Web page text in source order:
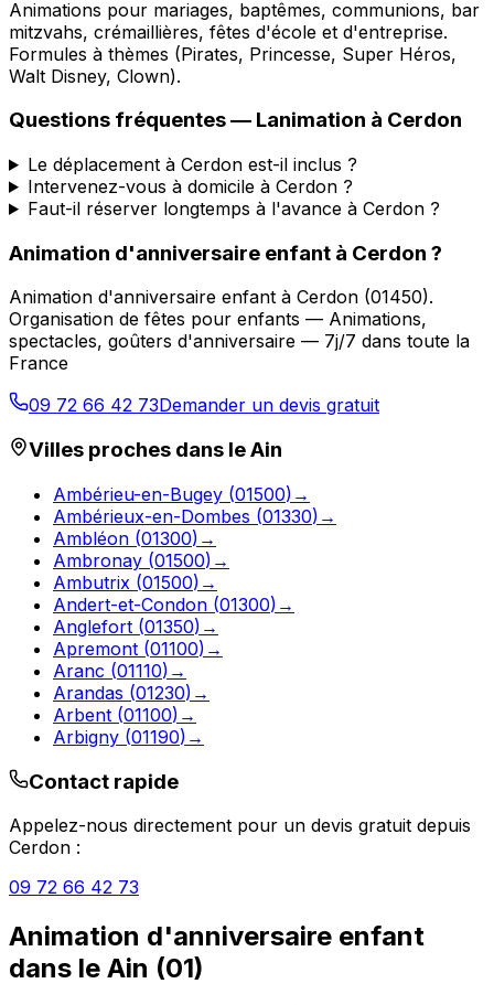
Animations pour mariages, baptêmes, communions, bar
mitzvahs, crémaillières, fêtes d'école et d'entreprise.
Formules à thèmes (Pirates, Princesse, Super Héros,
Walt Disney, Clown).
Questions fréquentes — Lanimation à Cerdon
Le déplacement à Cerdon est-il inclus ?
Intervenez-vous à domicile à Cerdon ?
Faut-il réserver longtemps à l'avance à Cerdon ?
Animation d'anniversaire enfant à Cerdon ?
Animation d'anniversaire enfant à Cerdon (01450).
Organisation de fêtes pour enfants — Animations,
spectacles, goûters d'anniversaire — 7j/7 dans toute la
France
09 72 66 42 73Demander un devis gratuit
Villes proches dans leAin
Ambérieu-en-Bugey (01500) →
Ambérieux-en-Dombes (01330) →
Ambléon (01300) →
Ambronay (01500) →
Ambutrix (01500) →
Andert-et-Condon (01300) →
Anglefort (01350) →
Apremont (01100) →
Aranc (01110) →
Arandas (01230) →
Arbent (01100) →
Arbigny (01190) →
Contact rapide
Appelez-nous directement pour un devis gratuit depuis
Cerdon :
09 72 66 42 73
Animation d'anniversaire enfant
dans le Ain (01)